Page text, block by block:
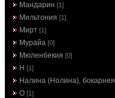
Мандарин [1]
Мильтония [1]
Мирт [1]
Мурайа [0]
Мюленбекия [0]
Н [1]
Налина (Нолина), бокарнея
О [1]